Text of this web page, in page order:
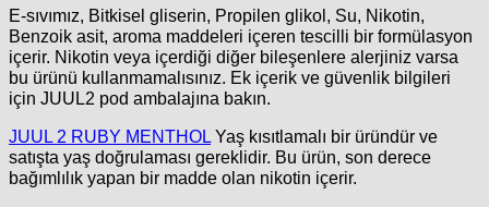
E-sıvımız, Bitkisel gliserin, Propilen glikol, Su, Nikotin,
Benzoik asit, aroma maddeleri içeren tescilli bir formülasyon
içerir. Nikotin veya içerdiği diğer bileşenlere alerjiniz varsa
bu ürünü kullanmamalısınız. Ek içerik ve güvenlik bilgileri
için JUUL2 pod ambalajına bakın.
JUUL 2 RUBY MENTHOL Yaş kısıtlamalı bir üründür ve
satışta yaş doğrulaması gereklidir. Bu ürün, son derece
bağımlılık yapan bir madde olan nikotin içerir.